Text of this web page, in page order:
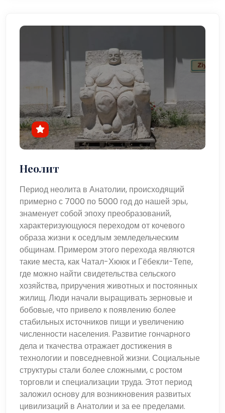
Неолит
Период неолита в Анатолии, происходящий
примерно с 7000 по 5000 год до нашей эры,
знаменует собой эпоху преобразований,
характеризующуюся переходом от кочевого
образа жизни к оседлым земледельческим
общинам. Примером этого перехода являются
такие места, как Чатал-Хююк и Гёбекли-Тепе,
где можно найти свидетельства сельского
хозяйства, приручения животных и постоянных
жилищ. Люди начали выращивать зерновые и
бобовые, что привело к появлению более
стабильных источников пищи и увеличению
численности населения. Развитие гончарного
дела и ткачества отражает достижения в
технологии и повседневной жизни. Социальные
структуры стали более сложными, с ростом
торговли и специализации труда. Этот период
заложил основу для возникновения развитых
цивилизаций в Анатолии и за ее пределами.